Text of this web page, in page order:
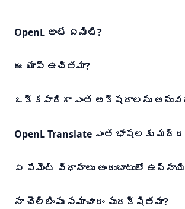
OpenL అంటే ఏమిటి?
ఈ యాప్ ఉచితమా?
ఒక్కసారిగా ఎంత అక్షరాలను
OpenL Translate ఎంత భాషలకు
ఏ పేమెంట్ విధానాలు అందుబాటులో
నా చెల్లింపు సమాచారం సురక్షితమా?